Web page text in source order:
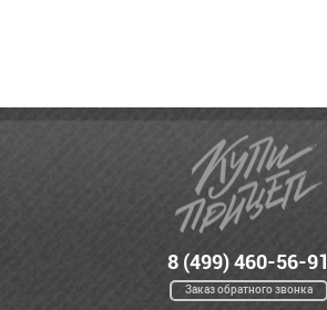
8 (499) 460-56-91
Заказ обратного звонка